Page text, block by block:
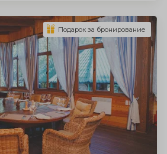
Подарок за бронирование